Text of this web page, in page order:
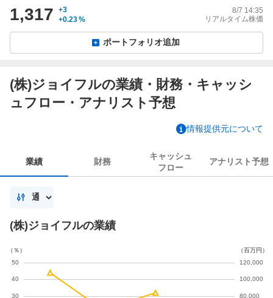
1,317
+3
+0.23%
8/7 14:35
リアルタイム株価
ポートフォリオ追加
(株)ジョイフルの業績・財務・キャッシ
ュフロー・アナリスト予想
情報提供元について
業績 財務
キャッシュ
フロー
アナリスト予想
(株)ジョイフルの業績